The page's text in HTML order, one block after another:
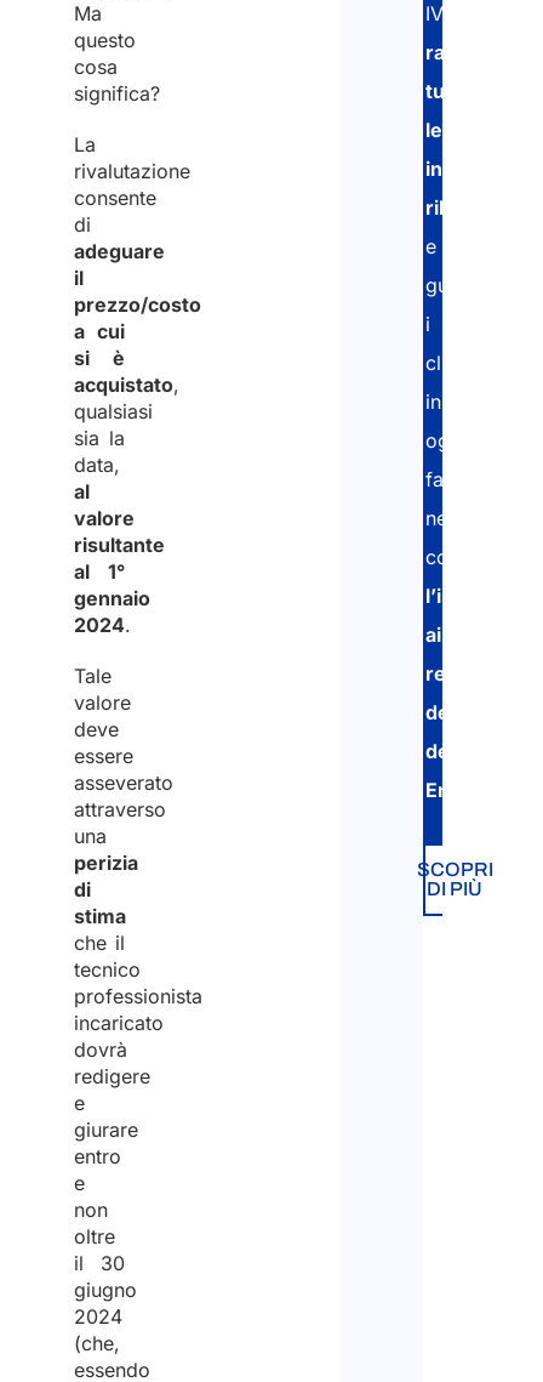
Ma
questo
cosa
significa?
La
rivalutazione
consente
di
adeguare
il
prezzo/costo
a cui
si è
acquistato,
qualsiasi
sia la
data,
al
valore
risultante
al 1°
gennaio
2024.
Tale
valore
deve
essere
asseverato
attraverso
una
perizia
di
stima
che il
tecnico
professionista
incaricato
dovrà
redigere
e
giurare
entro
e
non
oltre
il 30
giugno
2024
(che,
essendo
IVA,
tutte
le
rilevanti
e
guidando
i
clienti
in
ogni
fase
necessaria,
compresa
l’iscrizione
ai
registri
dell’Agenzia
delle
Entrate
SCOPRI
DI PIÙ